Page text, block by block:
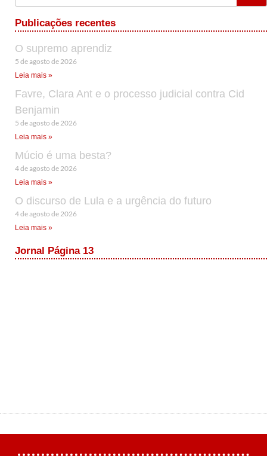
Publicações recentes
O supremo aprendiz
5 de agosto de 2026
Leia mais »
Favre, Clara Ant e o processo judicial contra Cid
Benjamin
5 de agosto de 2026
Leia mais »
Múcio é uma besta?
4 de agosto de 2026
Leia mais »
O discurso de Lula e a urgência do futuro
4 de agosto de 2026
Leia mais »
Jornal Página 13